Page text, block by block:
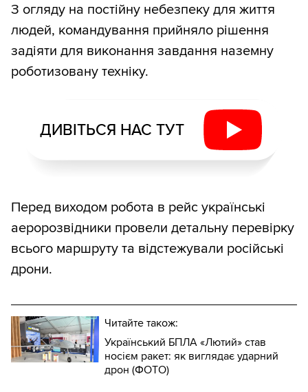
З огляду на постійну небезпеку для життя
людей, командування прийняло рішення
задіяти для виконання завдання наземну
роботизовану техніку.
ДИВІТЬСЯ НАС ТУТ
Перед виходом робота в рейс українські
аеророзвідники провели детальну перевірку
всього маршруту та відстежували російські
дрони.
Читайте також:
Український БПЛА «Лютий» став
носієм ракет: як виглядає ударний
дрон (ФОТО)